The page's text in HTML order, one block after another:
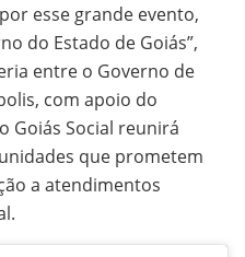
esse grande evento,
do Estado de Goiás”,
entre o Governo de
com apoio do
Goiás Social reunirá
que prometem
a atendimentos